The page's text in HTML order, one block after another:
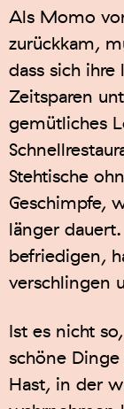
Als Momo
zurückkam,
dass sich
Zeitsparen
gemütliches
Stehtische
Geschimpfe,
länger
befriedigen,
verschlingen
Ist es nicht
schöne
Hast, in der